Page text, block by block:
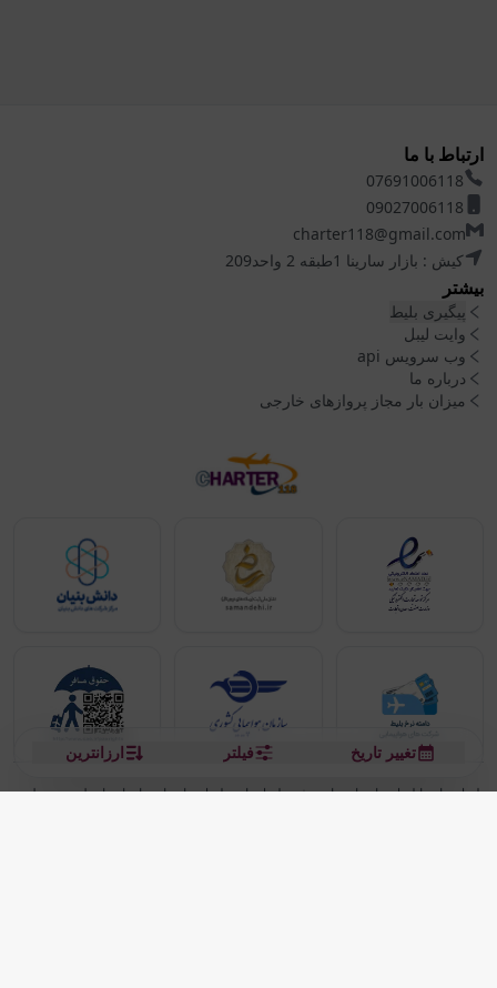
ارزانترین فیلتر تغییر تاریخ
ارتباط با ما
07691006118
09027006118
charter118@gmail.com
کیش : بازار سارینا 1طبقه 2 واحد209
بیشتر
پیگیری بلیط
وایت لیبل
وب سرویس api
درباره ما
میزان بار مجاز پروازهای خارجی
بلیط هواپیمابلیط هواپیما تهران مشهدبلیط چارتربلیط هواپیما تهران استانبولرزرو هتل